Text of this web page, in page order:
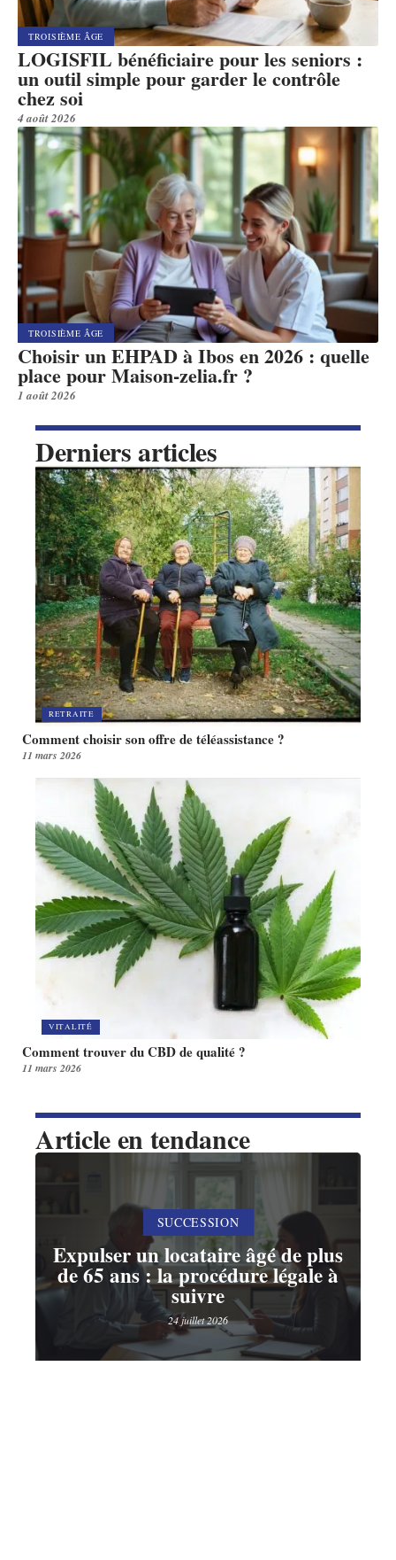
TROISIÈME ÂGE
LOGISFIL bénéficiaire pour les seniors :
un outil simple pour garder le contrôle
chez soi
4 août 2026
TROISIÈME ÂGE
Choisir un EHPAD à Ibos en 2026 : quelle
place pour Maison-zelia.fr ?
1 août 2026
Derniers articles
RETRAITE
Comment choisir son offre de téléassistance ?
11 mars 2026
VITALITÉ
Comment trouver du CBD de qualité ?
11 mars 2026
Article en tendance
SUCCESSION
Expulser un locataire âgé de plus
de 65 ans : la procédure légale à
suivre
24 juillet 2026